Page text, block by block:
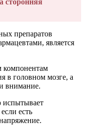
препаратов
является
компонентам
в головном мозге, а
внимание.
испытывает
есть